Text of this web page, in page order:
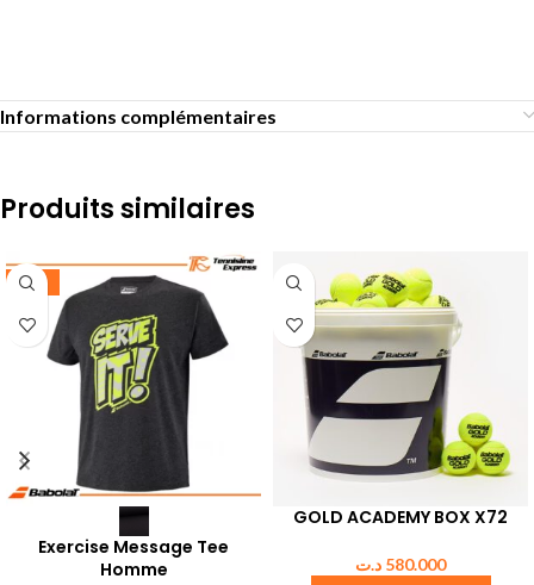
Informations complémentaires
Produits similaires
-50%
Exercise Message Tee
Homme
GOLD ACADEMY BOX X72
580.000 د.ت